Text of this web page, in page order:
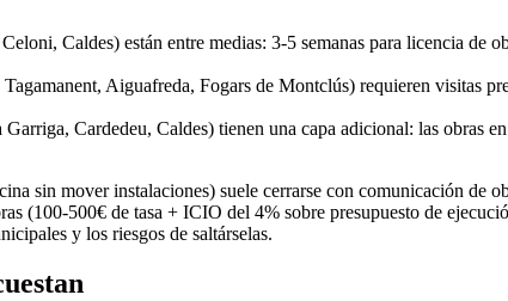
Caldes) están entre medias: 3-5 semanas para licencia de
Aiguafreda, Fogars de Montclús) requieren visitas
Garriga, Cardedeu, Caldes) tienen una capa adicional: las obras
sin mover instalaciones) suele cerrarse con comunicación de
(100-500€ de tasa + ICIO del 4% sobre presupuesto de
y los riesgos de saltárselas.